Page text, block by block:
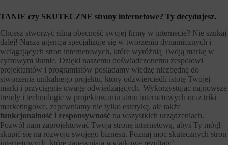
TANIE czy SKUTECZNE strony internetowe? Ty decydujesz.
Chcesz stworzyć silną obecność swojej firmy w internecie? Nie szukaj
dalej! Nasza agencja specjalizuje się w tworzeniu dynamicznych i
wciągających stron internetowych, które wyróżnią Twoją markę w
cyfrowym tłumie. Dzięki naszemu doświadczonemu zespołowi
projektantów i programistów posiadamy wiedzę niezbędną do
stworzenia unikalnego projektu, który odzwierciedli istotę Twojej
marki i przyciągnie uwagę odwiedzających. Wykorzystując najnowsze
trendy i technologie w projektowaniu stron internetowych oraz triki
marketingowe, zapewniamy nie tylko estetykę, ale także
funkcjonalność i responsywność na wszystkich urządzeniach.
Pozwól nam zaprojektować Twoją stronę internetową, abyś Ty mógł
skupić się na rozwoju swojego biznesu. Poznaj moc skutecznych stron